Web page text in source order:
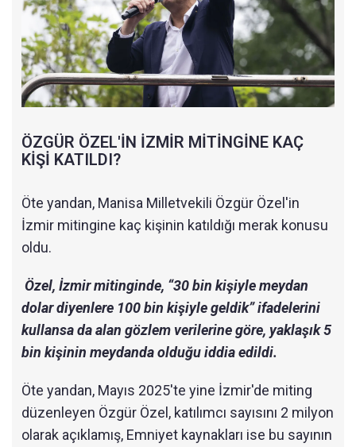
ÖZGÜR ÖZEL'İN İZMİR MİTİNGİNE KAÇ
KİŞİ KATILDI?
Öte yandan, Manisa Milletvekili Özgür Özel'in
İzmir mitingine kaç kişinin katıldığı merak konusu
oldu.
Özel, İzmir mitinginde, “30 bin kişiyle meydan
dolar diyenlere 100 bin kişiyle geldik” ifadelerini
kullansa da alan gözlem verilerine göre, yaklaşık 5
bin kişinin meydanda olduğu iddia edildi.
Öte yandan, Mayıs 2025'te yine İzmir'de miting
düzenleyen Özgür Özel, katılımcı sayısını 2 milyon
olarak açıklamış, Emniyet kaynakları ise bu sayının